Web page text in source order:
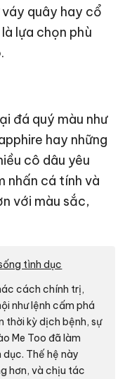
quây hay cổ
lựa chọn phù
đá quý màu như
hay những
cô dâu yêu
nhấn cá tính và
với màu sắc,
tình dục
cách chính trị,
như lệnh cấm phá
thời kỳ dịch bệnh, sự
Me Too đã làm
Thế hệ này
hơn, và chịu tác